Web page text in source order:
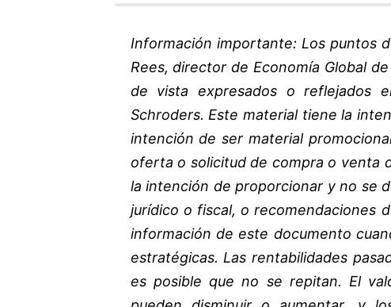
Información importante: Los puntos
Rees, director de Economía Global
de vista expresados o reflejados
Schroders. Este material tiene la
intención de ser material
oferta o solicitud de compra o venta
la intención de proporcionar y no se
jurídico o fiscal, o recomendaciones
información de este documento
estratégicas. Las rentabilidades
es posible que no se repitan. El